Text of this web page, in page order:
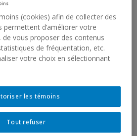
(cookies) afin de collecter des
d’améliorer votre
de vous proposer des contenus
de fréquentation, etc.
votre choix en sélectionnant
Tout refuser
les témoins